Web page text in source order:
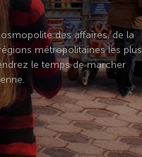
des affaires, de la
métropolitaines les plus
le temps de marcher